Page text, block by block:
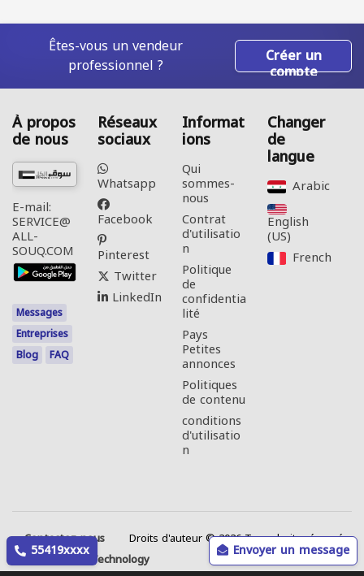
55419xxxx Envoyer un message
Êtes-vous un vendeur
professionnel ? Créer un
compte
À propos
de nous
E-mail:
SERVICE@
ALL-
SOUQ.COM
Messages
Entreprises
Blog
FAQ
Réseaux
sociaux
Whatsapp
Facebook
Pinterest
Twitter
LinkedIn
Informat
ions
Qui
sommes-
nous
Contrat
d'utilisatio
n
Politique
de
confidentia
lité
Pays
Petites
annonces
Politiques
de contenu
conditions
d'utilisatio
n
Changer
de
langue
Arabic‎
English
(US)‎
French‎
Contactez-nous
Droits d'auteur © 2026 Tous droits réservés.
Web Annonces Technology